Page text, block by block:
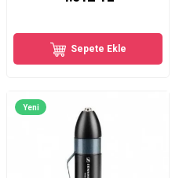
Sepete Ekle
Yeni